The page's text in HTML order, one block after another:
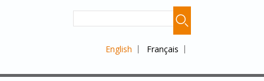
English Français